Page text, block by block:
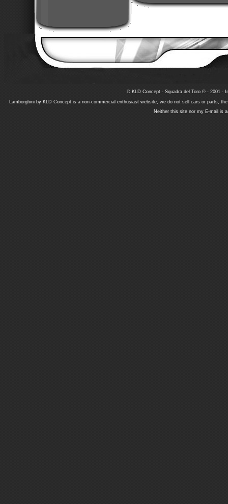
© KLD Concept - Squadra del Toro © - 2001 -
Lamborghini by KLD Concept is a non-commercial enthusiast website, we do not sell cars or parts,
Neither this site nor my E-mail is